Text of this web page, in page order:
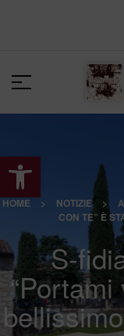
Apri la barra degli strumenti
HOME > NOTIZIE >
CON TE” È
S-